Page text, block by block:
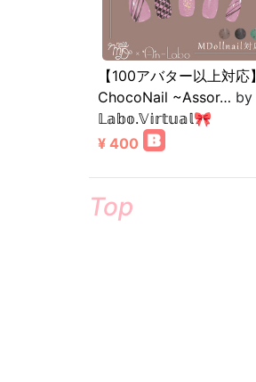
【100アバター以上対応】
ChocoNail ~Assor… by
𝕃𝕒𝕓𝕠.𝕍𝕚𝕣𝕥𝕦𝕒𝕝🎀
¥ 400
Top